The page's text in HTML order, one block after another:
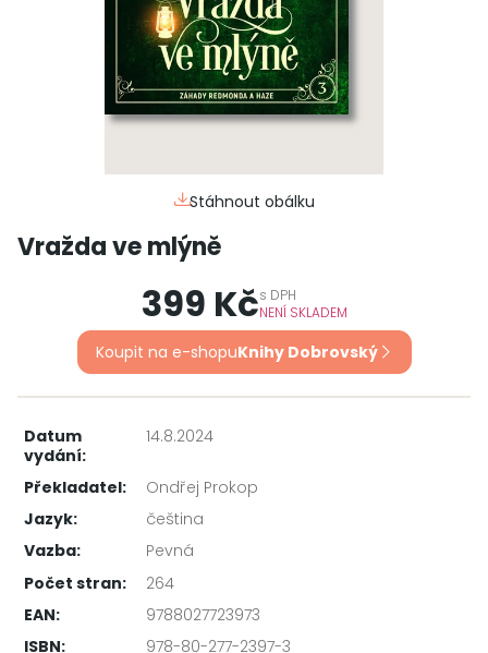
Stáhnout obálku
Vražda ve mlýně
399 Kčs DPH
NENÍ SKLADEM
Koupit na e-shopuKnihy Dobrovský
Datum
vydání:
14.8.2024
Překladatel:
Ondřej Prokop
Jazyk:
čeština
Vazba:
Pevná
Počet stran:
264
EAN:
9788027723973
ISBN:
978-80-277-2397-3